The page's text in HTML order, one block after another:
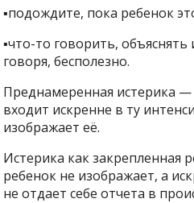
▪️подождите, пока ребенок
▪️что-то говорить,
говоря, бесполезно.
Преднамеренная истерика —
входит искренне в ту
изображает её.
Истерика как закрепленная
ребенок не изображает, а
не отдает себе отчета в